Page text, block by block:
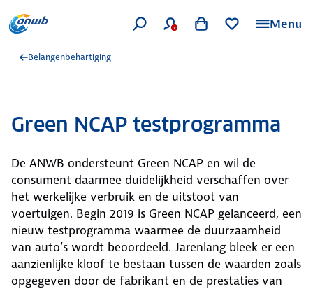
Menu
Belangenbehartiging
Green NCAP testprogramma
De ANWB ondersteunt Green NCAP en wil de
consument daarmee duidelijkheid verschaffen over
het werkelijke verbruik en de uitstoot van
voertuigen. Begin 2019 is Green NCAP gelanceerd, een
nieuw testprogramma waarmee de duurzaamheid
van auto’s wordt beoordeeld. Jarenlang bleek er een
aanzienlijke kloof te bestaan tussen de waarden zoals
opgegeven door de fabrikant en de prestaties van